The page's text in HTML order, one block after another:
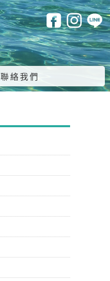
聯絡我們